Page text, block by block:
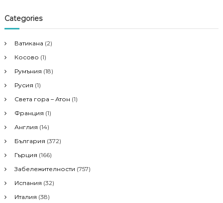
r
c
f
o
r
Categories
Ватикана (2)
Косово (1)
Румъния (18)
Русия (1)
Света гора – Атон (1)
Франция (1)
Англия (14)
България (372)
Гърция (166)
Забележителности (757)
Испания (32)
Италия (38)